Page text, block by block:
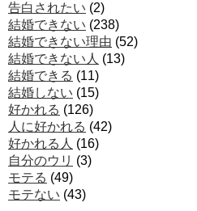
告白されたい (2)
結婚できない (238)
結婚できない理由 (52)
結婚できない人 (13)
結婚できる (11)
結婚しない (15)
好かれる (126)
人に好かれる (42)
好かれる人 (16)
自分のウリ (3)
モテる (49)
モテない (43)